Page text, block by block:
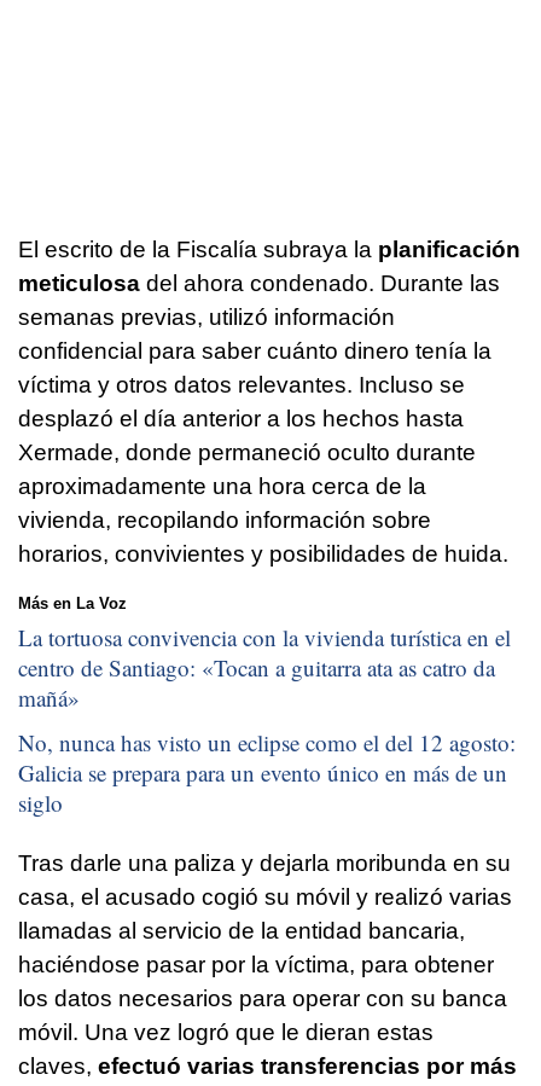
El escrito de la Fiscalía subraya la planificación
meticulosa del ahora condenado. Durante las
semanas previas, utilizó información
confidencial para saber cuánto dinero tenía la
víctima y otros datos relevantes. Incluso se
desplazó el día anterior a los hechos hasta
Xermade, donde permaneció oculto durante
aproximadamente una hora cerca de la
vivienda, recopilando información sobre
horarios, convivientes y posibilidades de huida.
Más en La Voz
La tortuosa convivencia con la vivienda turística en el
centro de Santiago: «Tocan a guitarra ata as catro da
mañá»
No, nunca has visto un eclipse como el del 12 agosto:
Galicia se prepara para un evento único en más de un
siglo
Tras darle una paliza y dejarla moribunda en su
casa, el acusado cogió su móvil y realizó varias
llamadas al servicio de la entidad bancaria,
haciéndose pasar por la víctima, para obtener
los datos necesarios para operar con su banca
móvil. Una vez logró que le dieran estas
claves, efectuó varias transferencias por más